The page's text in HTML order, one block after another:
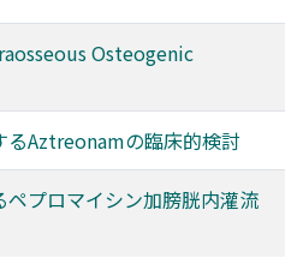
Osteogenic
るAztreonamの臨床的検討
プロマイシン加膀胱内灌流